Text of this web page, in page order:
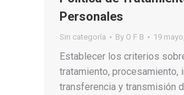
Personales
Sin categoría By O F B 19
Establecer los criterios
tratamiento, procesamiento,
transferencia y transmisión